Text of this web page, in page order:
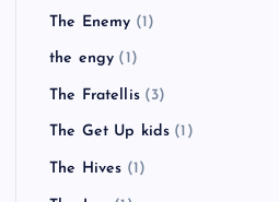
The Enemy (1)
the engy (1)
The Fratellis(3)
The Get Up kids (1)
The Hives (1)